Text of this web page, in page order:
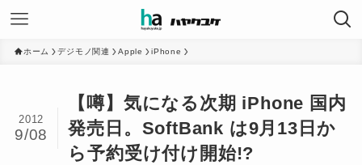
ホーム デジモノ関連 Apple iPhone
【噂】気になる次期 iPhone 国内
発売日。SoftBank は9月13日か
ら予約受け付け開始!?
2012
9/08